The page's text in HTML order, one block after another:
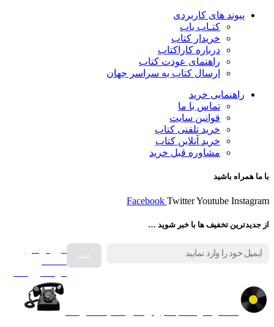
پیوند های کاربردی
کتـاب یاب
خریدار کتاب
درباره کاراکتاب
راهنمای عودت کتاب
ارسال کتاب به سراسر جهان
راهنمایی خرید
تماس با ما
قوانین سایت
خرید تلفنی کتاب
خرید آنلاین کتاب
مشاوره قبل خرید
با ما همراه باشید
Facebook TwitterYoutube Instagram
از جدیدترین تخفیف ها با خبر شوید …
فروش انواع